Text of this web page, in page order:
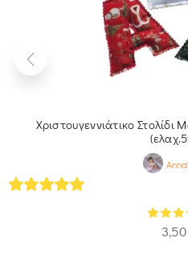
Χριστουγεννιάτικο
3,50